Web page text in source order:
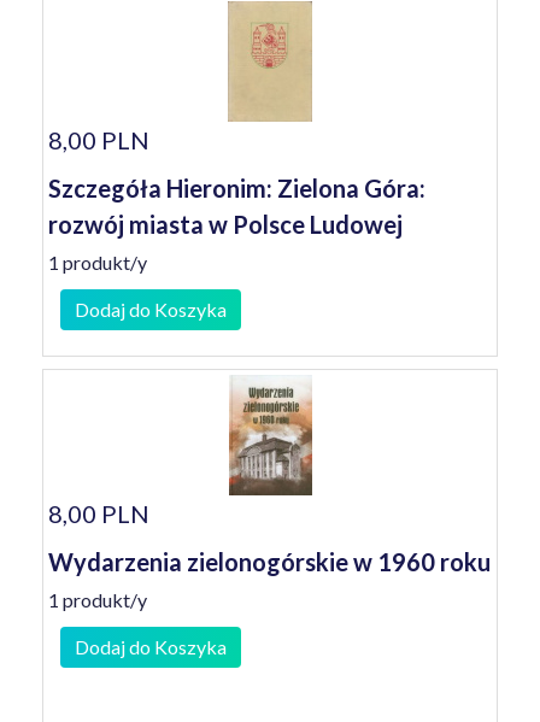
8,00 PLN
Szczegóła Hieronim: Zielona Góra:
rozwój miasta w Polsce Ludowej
1 produkt/y
Dodaj do Koszyka
8,00 PLN
Wydarzenia zielonogórskie w 1960 roku
1 produkt/y
Dodaj do Koszyka